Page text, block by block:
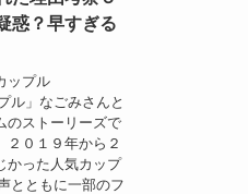
惑？早すぎる
ップル
ル」なごみさんと
のストーリーズで
２０１９年から２
かった人気カップ
とともに一部のフ